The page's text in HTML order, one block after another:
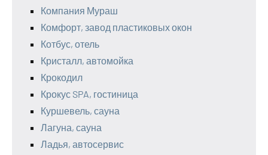
Компания Мураш
Комфорт, завод пластиковых окон
Котбус, отель
Кристалл, автомойка
Крокодил
Крокус SPA, гостиница
Куршевель, сауна
Лагуна, сауна
Ладья, автосервис